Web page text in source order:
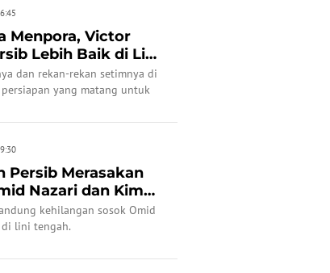
Menpora, Victor
Lebih Baik di Liga
dan rekan-rekan setimnya di
yang matang untuk
Persib Merasakan
Nazari dan Kim
kehilangan sosok Omid
di lini tengah.